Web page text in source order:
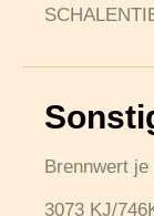
Brennwert je
3073 KJ/